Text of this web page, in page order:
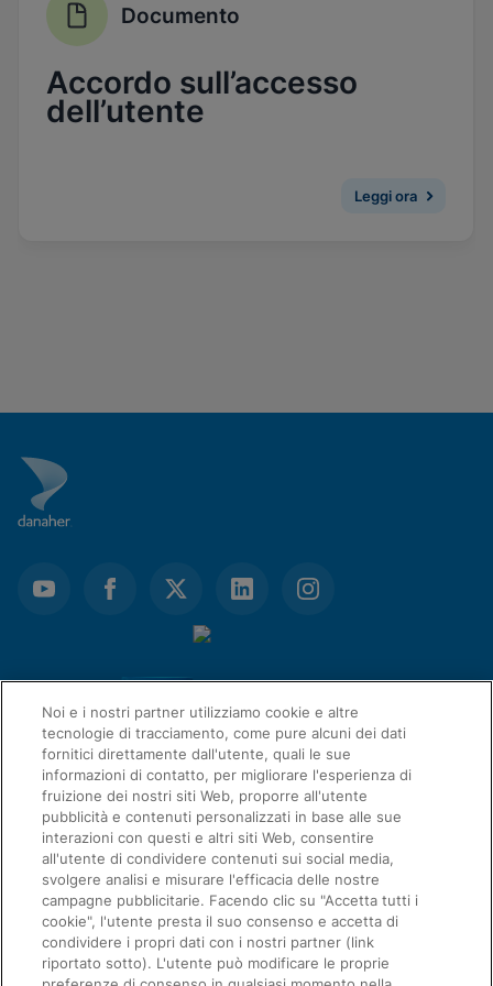
Documento
Accordo sull’accesso
dell’utente
Leggi ora
LINK RAPIDI
Informazioni relative a Cepheid
ACCORDI
Noi e i nostri partner utilizziamo cookie e altre
tecnologie di tracciamento, come pure alcuni dei dati
fornitici direttamente dall'utente, quali le sue
informazioni di contatto, per migliorare l'esperienza di
fruizione dei nostri siti Web, proporre all'utente
pubblicità e contenuti personalizzati in base alle sue
interazioni con questi e altri siti Web, consentire
all'utente di condividere contenuti sui social media,
svolgere analisi e misurare l'efficacia delle nostre
campagne pubblicitarie. Facendo clic su "Accetta tutti i
cookie", l'utente presta il suo consenso e accetta di
condividere i propri dati con i nostri partner (link
riportato sotto). L'utente può modificare le proprie